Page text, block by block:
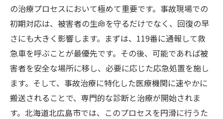
治療ステップ毎のポイント解説
迅速な対応が回復に与える影響
地元の救急医療体制の紹介
治療プロセスにおける家族の役割
地域医療の選び方交通事故後の安心サポートを
受けるために
信頼できる医療機関の選び方
の治療プロセスにおいて極めて重要です。事故現場での
初期対応は、被害者の生命を守るだけでなく、回復の早
さにも大きく影響します。まずは、119番に通報して救
急車を呼ぶことが最優先です。その後、可能であれば被
害者を安全な場所に移し、必要に応じた応急処置を施し
ます。そして、事故治療に特化した医療機関に速やかに
搬送されることで、専門的な診断と治療が開始されま
す。北海道北広島市では、このプロセスを円滑に行うた